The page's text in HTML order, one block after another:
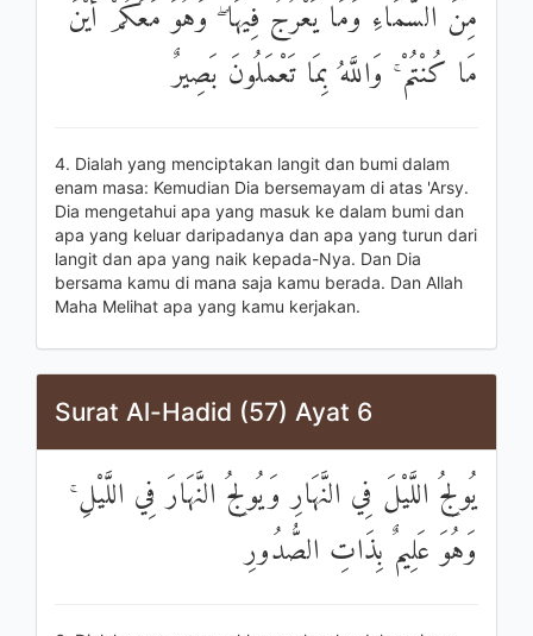
مِنَ السَّمَاءِ وَمَا يَعْرُجُ فِيهَا ۖ وَهُوَ مَعَكُمْ أَيْنَ
مَا كُنْتُمْ ۚ وَاللَّهُ بِمَا تَعْمَلُونَ بَصِيرٌ
4. Dialah yang menciptakan langit dan bumi dalam
enam masa: Kemudian Dia bersemayam di atas 'Arsy.
Dia mengetahui apa yang masuk ke dalam bumi dan
apa yang keluar daripadanya dan apa yang turun dari
langit dan apa yang naik kepada-Nya. Dan Dia
bersama kamu di mana saja kamu berada. Dan Allah
Maha Melihat apa yang kamu kerjakan.
Surat Al-Hadid (57) Ayat 6
يُولِجُ اللَّيْلَ فِي النَّهَارِ وَيُولِجُ النَّهَارَ فِي اللَّيْلِ ۚ
وَهُوَ عَلِيمٌ بِذَاتِ الصُّدُورِ